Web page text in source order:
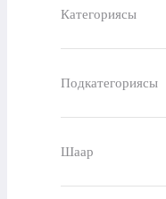
Категориясы
Подкатегориясы
Шаар